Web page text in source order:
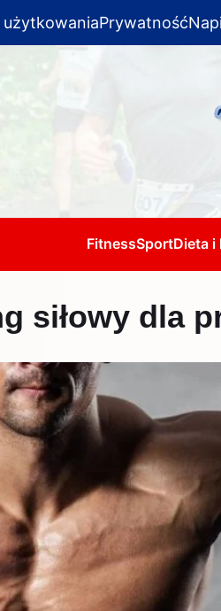
użytkowaniaPrywatność
FitnessSportDieta i
siłowy dla